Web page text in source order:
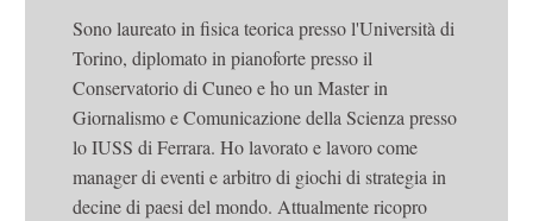
Sono laureato in fisica teorica presso l'Università di
Torino, diplomato in pianoforte presso il
Conservatorio di Cuneo e ho un Master in
Giornalismo e Comunicazione della Scienza presso
lo IUSS di Ferrara. Ho lavorato e lavoro come
manager di eventi e arbitro di giochi di strategia in
decine di paesi del mondo. Attualmente ricopro